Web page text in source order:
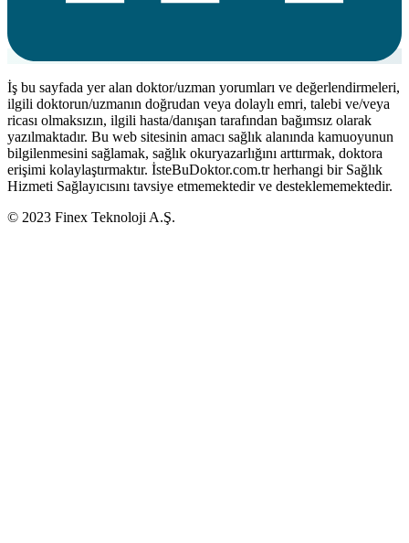
İş bu sayfada yer alan doktor/uzman yorumları ve değerlendirmeleri,
ilgili doktorun/uzmanın doğrudan veya dolaylı emri, talebi ve/veya
ricası olmaksızın, ilgili hasta/danışan tarafından bağımsız olarak
yazılmaktadır. Bu web sitesinin amacı sağlık alanında kamuoyunun
bilgilenmesini sağlamak, sağlık okuryazarlığını arttırmak, doktora
erişimi kolaylaştırmaktır. İsteBuDoktor.com.tr herhangi bir Sağlık
Hizmeti Sağlayıcısını tavsiye etmemektedir ve desteklememektedir.
© 2023 Finex Teknoloji A.Ş.